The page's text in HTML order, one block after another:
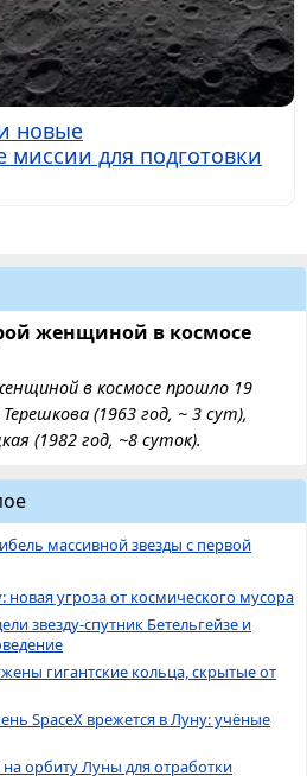
новые
для подготовки
женщиной в космосе
в космосе прошло 19
(1963 год, ~ 3 сут),
(1982 год, ~8 суток).
массивной звезды с первой
новая угроза от космического мусора
звезду-спутник Бетельгейзе и
гигантские кольца, скрытые от
SpaceX врежется в Луну: учёные
на орбиту Луны для отработки